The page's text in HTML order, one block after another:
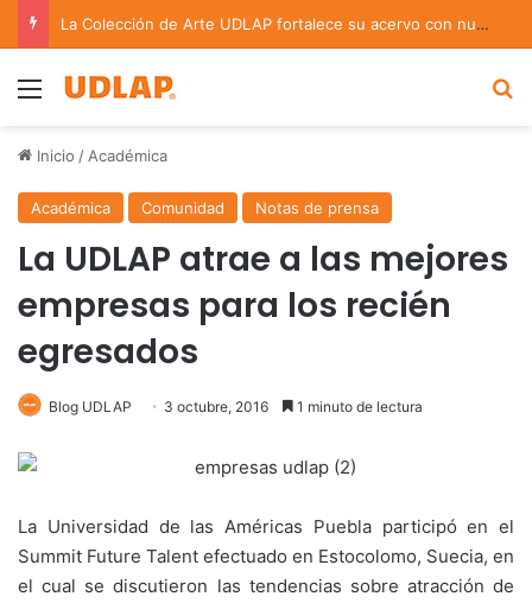
La Colección de Arte UDLAP fortalece su acervo con nuevas obras de artistas emergentes y consolidados
Menu
Inicio / Académica
Académica Comunidad Notas de prensa
La UDLAP atrae a las mejores
empresas para los recién
egresados
Blog UDLAP 3 octubre, 2016 1 minuto de lectura
La Universidad de las Américas Puebla participó en el
Summit Future Talent efectuado en Estocolomo, Suecia, en
el cual se discutieron las tendencias sobre atracción de